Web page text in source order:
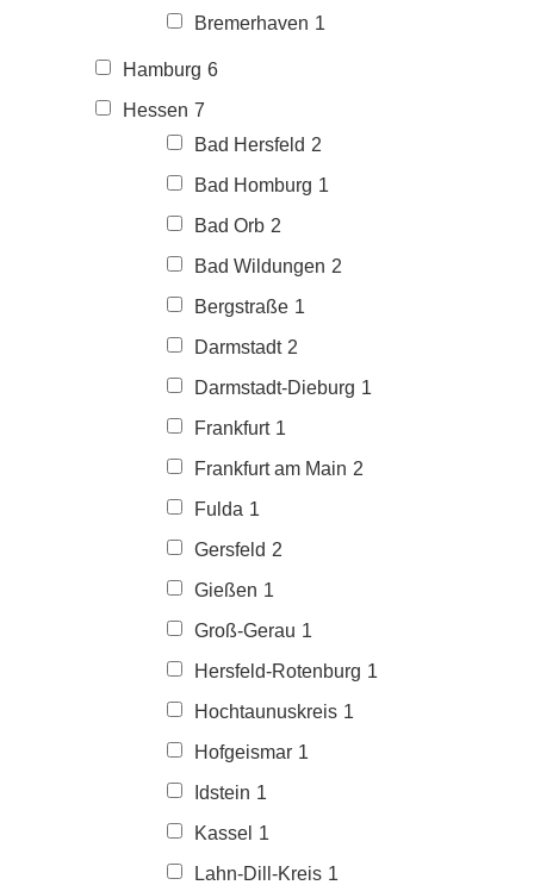
Bremerhaven 1
Hamburg 6
Hessen 7
Bad Hersfeld 2
Bad Homburg 1
Bad Orb 2
Bad Wildungen 2
Bergstraße 1
Darmstadt 2
Darmstadt-Dieburg 1
Frankfurt 1
Frankfurt am Main 2
Fulda 1
Gersfeld 2
Gießen 1
Groß-Gerau 1
Hersfeld-Rotenburg 1
Hochtaunuskreis 1
Hofgeismar 1
Idstein 1
Kassel 1
Lahn-Dill-Kreis 1